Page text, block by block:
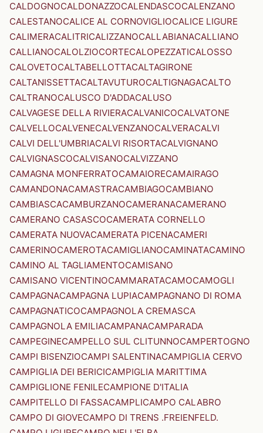
CALDOGNOCALDONAZZOCALENDASCOCALENZANO
CALESTANOCALICE AL CORNOVIGLIOCALICE LIGURE
CALIMERACALITRICALIZZANOCALLABIANACALLIANO
CALLIANOCALOLZIOCORTECALOPEZZATICALOSSO
CALOVETOCALTABELLOTTACALTAGIRONE
CALTANISSETTACALTAVUTUROCALTIGNAGACALTO
CALTRANOCALUSCO D'ADDACALUSO
CALVAGESE DELLA RIVIERACALVANICOCALVATONE
CALVELLOCALVENECALVENZANOCALVERACALVI
CALVI DELL'UMBRIACALVI RISORTACALVIGNANO
CALVIGNASCOCALVISANOCALVIZZANO
CAMAGNA MONFERRATOCAMAIORECAMAIRAGO
CAMANDONACAMASTRACAMBIAGOCAMBIANO
CAMBIASCACAMBURZANOCAMERANACAMERANO
CAMERANO CASASCOCAMERATA CORNELLO
CAMERATA NUOVACAMERATA PICENACAMERI
CAMERINOCAMEROTACAMIGLIANOCAMINATACAMINO
CAMINO AL TAGLIAMENTOCAMISANO
CAMISANO VICENTINOCAMMARATACAMOCAMOGLI
CAMPAGNACAMPAGNA LUPIACAMPAGNANO DI ROMA
CAMPAGNATICOCAMPAGNOLA CREMASCA
CAMPAGNOLA EMILIACAMPANACAMPARADA
CAMPEGINECAMPELLO SUL CLITUNNOCAMPERTOGNO
CAMPI BISENZIOCAMPI SALENTINACAMPIGLIA CERVO
CAMPIGLIA DEI BERICICAMPIGLIA MARITTIMA
CAMPIGLIONE FENILECAMPIONE D'ITALIA
CAMPITELLO DI FASSACAMPLICAMPO CALABRO
CAMPO DI GIOVECAMPO DI TRENS .FREIENFELD.